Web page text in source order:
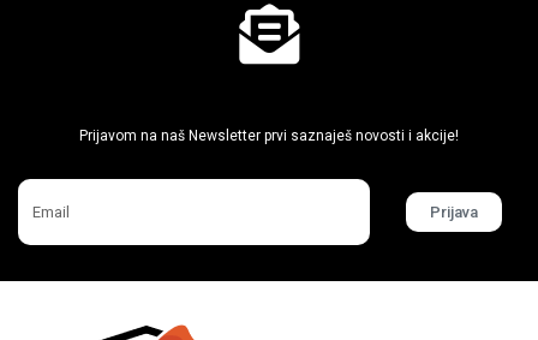
Prijavom na naš Newsletter prvi saznaješ novosti i akcije!
Prijava